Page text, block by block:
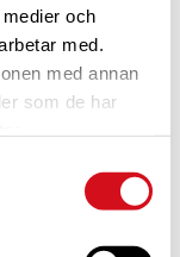
och
med.
med annan
som de har